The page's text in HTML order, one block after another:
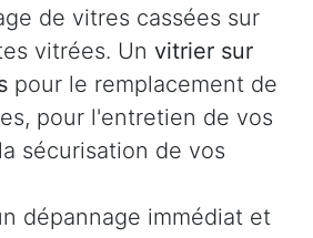
de vitres cassées sur
vitrées. Un vitrier sur
pour le remplacement de
pour l'entretien de vos
sécurisation de vos
dépannage immédiat et